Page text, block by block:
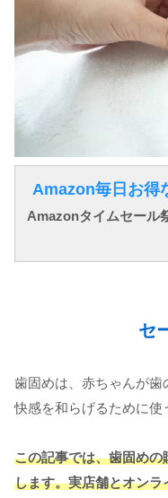
Amazon毎日お得
Amazonタイムセール
セ
歯固めは、赤ちゃんが
快感を和らげるために使
この記事では、歯固め
します。実店舗とオン